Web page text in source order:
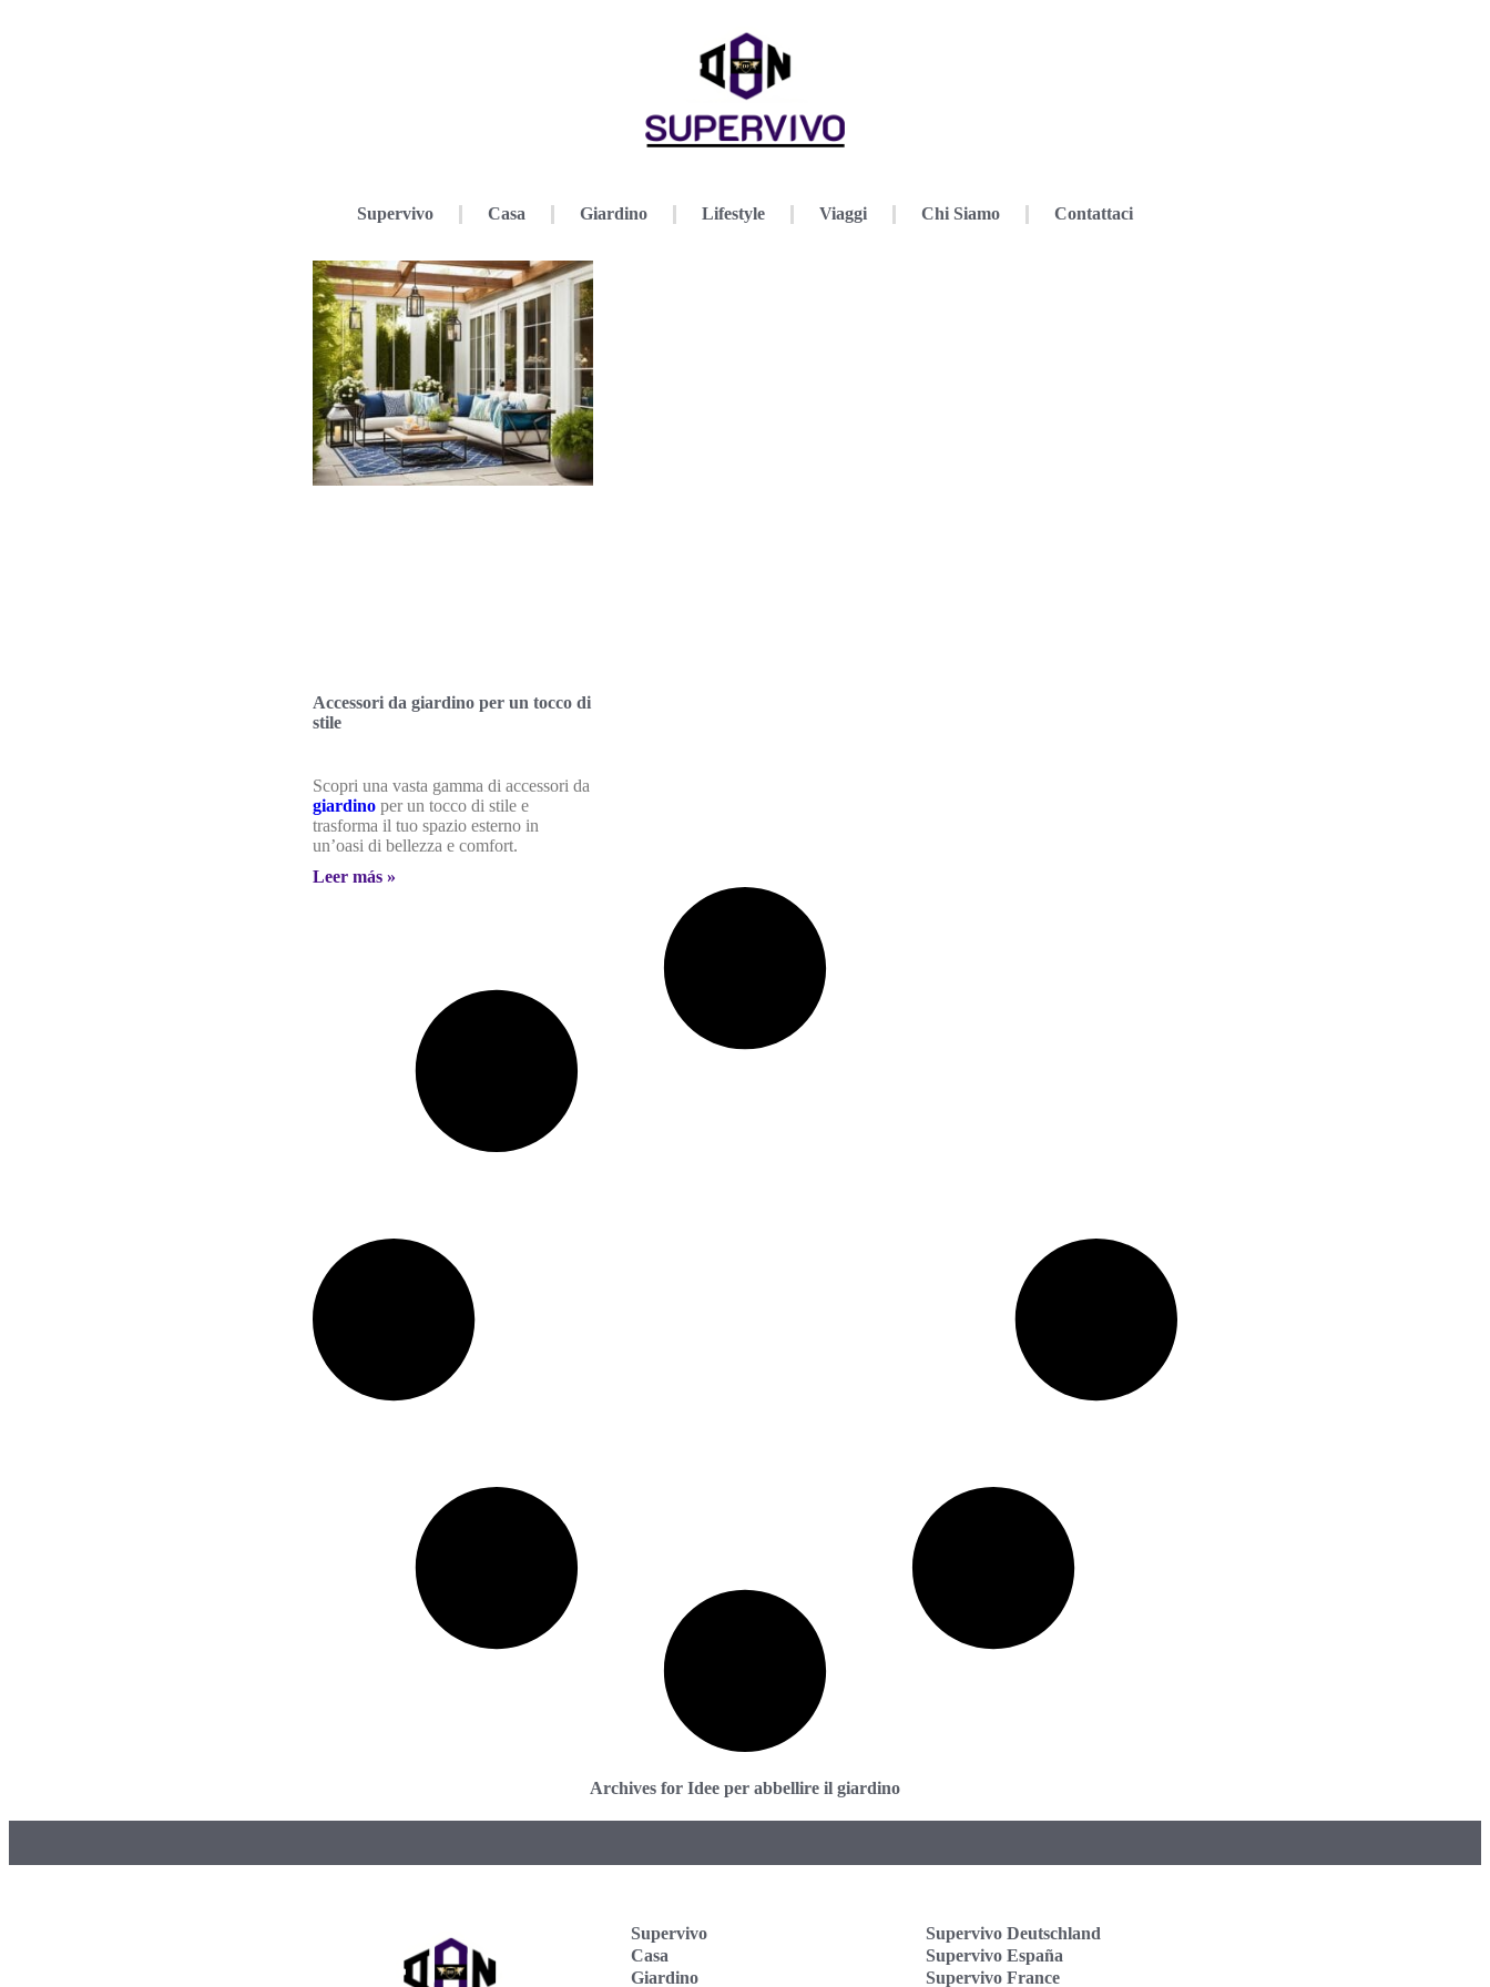
Supervivo Casa Giardino Lifestyle Viaggi Chi Siamo Contattaci
Accessori da giardino per un tocco di
stile
Scopri una vasta gamma di accessori da
giardino per un tocco di stile e
trasforma il tuo spazio esterno in
un’oasi di bellezza e comfort.
Leer más »
Archives for Idee per abbellire il giardino
Supervivo
Casa
Giardino
Supervivo Deutschland
Supervivo España
Supervivo France